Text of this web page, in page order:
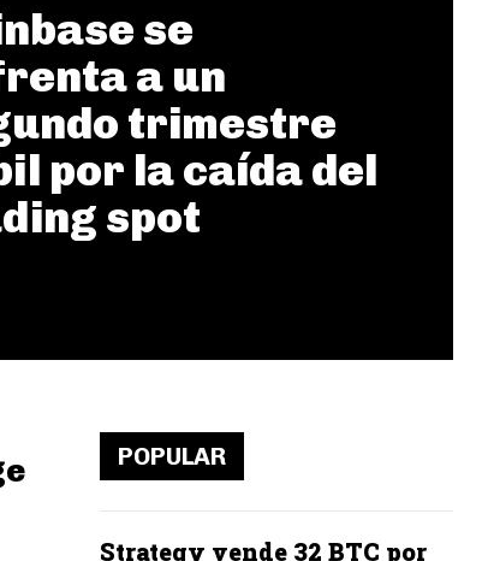
se
a un
trimestre
por la caída del
spot
POPULAR
Strategy vende 32 BTC por